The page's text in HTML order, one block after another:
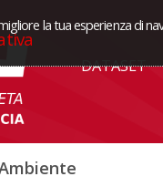
la tua esperienza di
DATASET